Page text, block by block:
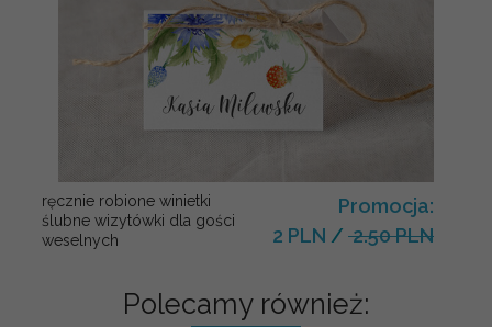
ręcznie robione winietki
ślubne wizytówki dla gości
weselnych
Promocja:
2 PLN / 2.50 PLN
Polecamy również: